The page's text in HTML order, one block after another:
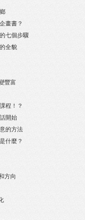
畫書？
七個步驟
全貌
豐富
程！？
開始
的方法
什麼？
方向